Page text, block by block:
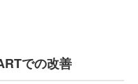
での改善